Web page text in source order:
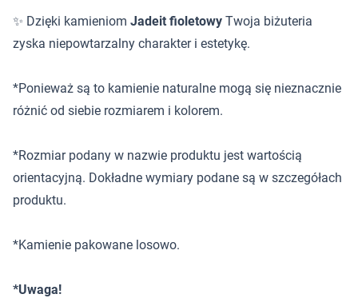
✨ Dzięki kamieniom Jadeit fioletowy Twoja biżuteria
zyska niepowtarzalny charakter i estetykę.
*Ponieważ są to kamienie naturalne mogą się nieznacznie
różnić od siebie rozmiarem i kolorem.
*Rozmiar podany w nazwie produktu jest wartością
orientacyjną. Dokładne wymiary podane są w szczegółach
produktu.
*Kamienie pakowane losowo.
*Uwaga!